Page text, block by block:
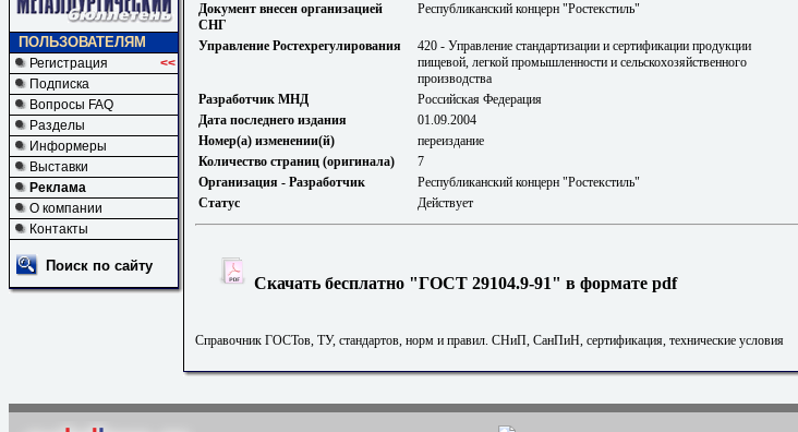
ПОЛЬЗОВАТЕЛЯМ
Регистрация
<<
Подписка
Вопросы FAQ
Разделы
Информеры
Выставки
Реклама
О компании
Контакты
Поиск по сайту
Документ внесен организацией
СНГ
Республиканский концерн "Ростекстиль"
Управление Ростехрегулирования
420 - Управление стандартизации и сертификации продукции
пищевой, легкой промышленности и сельскохозяйственного
производства
Разработчик МНД
Российская Федерация
Дата последнего издания
01.09.2004
Номер(а) изменении(й)
переиздание
Количество страниц (оригинала)
7
Организация - Разработчик
Республиканский концерн "Ростекстиль"
Статус
Действует
Скачать бесплатно "ГОСТ 29104.9-91" в формате pdf
Справочник ГОСТов, ТУ, стандартов, норм и правил. СНиП, СанПиН, сертификация, технические условия